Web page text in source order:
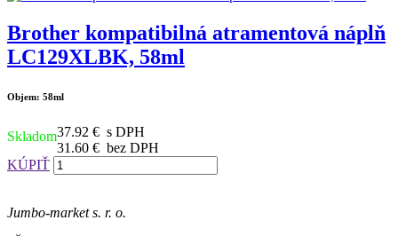
Brother kompatibilná atramentová náplň
LC129XLBK, 58ml
Objem: 58ml
Skladom37.92 € s DPH
31.60 € bez DPH
KÚPIŤ
Jumbo-market s. r. o.